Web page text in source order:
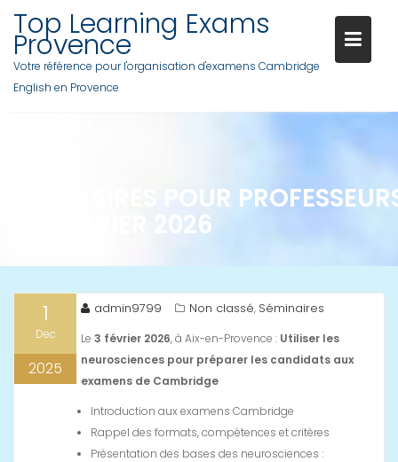
content
Top Learning Exams
Provence
Votre référence pour l'organisation d'examens Cambridge
English en Provence
SÉMINAIRES POUR
DE FÉVRIER 2026
1
Dec
2025
admin9799 Non classé, Séminaires
Le 3 février 2026, à Aix-en-Provence : Utiliser les
neurosciences pour préparer les candidats aux
examens de Cambridge
Introduction aux examens Cambridge
Rappel des formats, compétences et critères
Présentation des bases des neurosciences :